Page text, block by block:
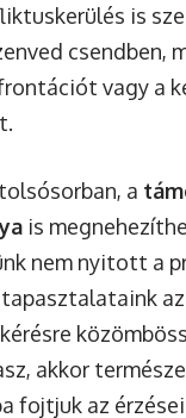
is
csendben,
vagy a
a
is
nem nyitott a
tapasztalataink
akkor
fojtjuk az